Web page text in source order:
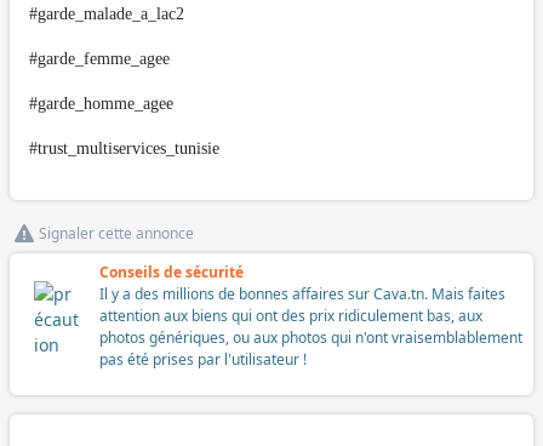
#garde_malade_a_lac2
#garde_femme_agee
#garde_homme_agee
#trust_multiservices_tunisie
Signaler cette annonce
Conseils de sécurité
Il y a des millions de bonnes affaires sur Cava.tn. Mais faites
attention aux biens qui ont des prix ridiculement bas, aux
photos génériques, ou aux photos qui n'ont vraisemblablement
pas été prises par l'utilisateur !